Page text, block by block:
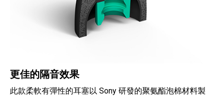
更佳的隔音效果
此款柔軟有彈性的耳塞以 Sony 研發的聚氨酯泡棉材料製